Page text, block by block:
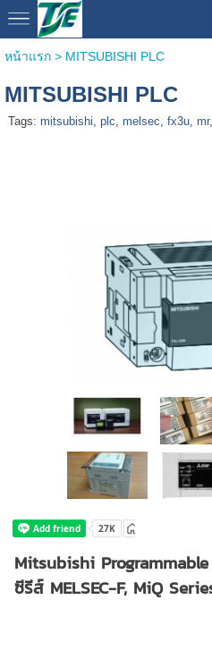
หน้าแรก> MITSUBISHI PLC
MITSUBISHI PLC
Tags: mitsubishi, plc, melsec, fx3u, mr,
Mitsubishi
ซีรีส์ MELSEC-